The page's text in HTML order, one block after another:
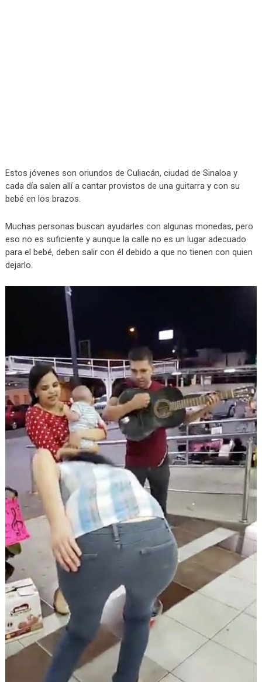
Estos jóvenes son oriundos de Culiacán, ciudad de Sinaloa y
cada día salen allí a cantar provistos de una guitarra y con su
bebé en los brazos.
Muchas personas buscan ayudarles con algunas monedas, pero
eso no es suficiente y aunque la calle no es un lugar adecuado
para el bebé, deben salir con él debido a que no tienen con quien
dejarlo.